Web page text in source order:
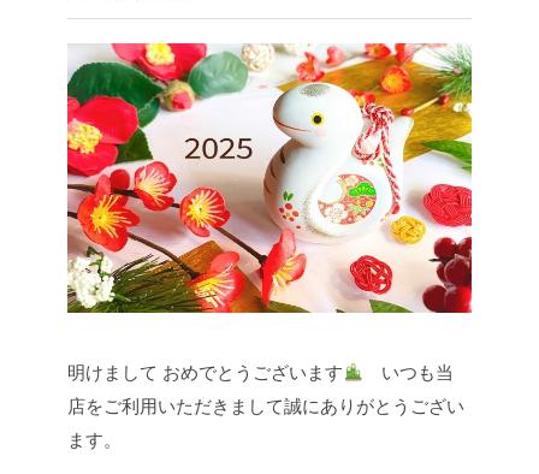
明けまして おめでとうございます
いつも当
店をご利用いただきまして誠にありがとうござい
ます。